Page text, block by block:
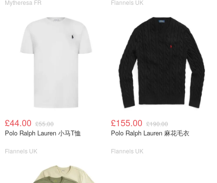
Mytheresa FR Flannels UK
£44.00 £55.00
Polo Ralph Lauren 小马T恤
Flannels UK
£155.00 £190.00
Polo Ralph Lauren 麻花毛衣
Flannels UK